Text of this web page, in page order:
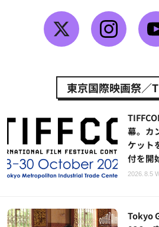
東京国際映画祭／
幕。カ
ケット
付を開
2026.8.5
Tokyo